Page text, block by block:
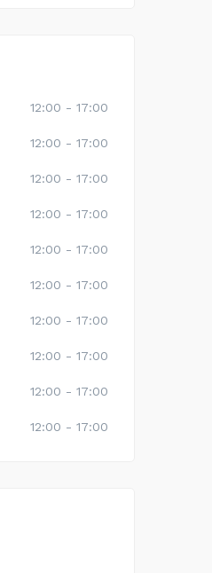
12:00 - 17:00
12:00 - 17:00
12:00 - 17:00
12:00 - 17:00
12:00 - 17:00
12:00 - 17:00
12:00 - 17:00
12:00 - 17:00
12:00 - 17:00
12:00 - 17:00